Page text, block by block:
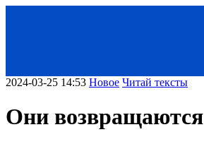
2024-03-25 14:53 Новое Читай тексты
Они возвращаются